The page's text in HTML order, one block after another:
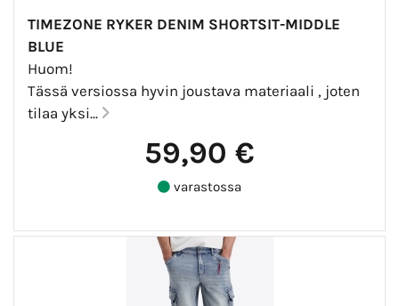
TIMEZONE RYKER DENIM SHORTSIT-MIDDLE
BLUE
Huom!
Tässä versiossa hyvin joustava materiaali , joten
tilaa yksi...
59,90 €
varastossa